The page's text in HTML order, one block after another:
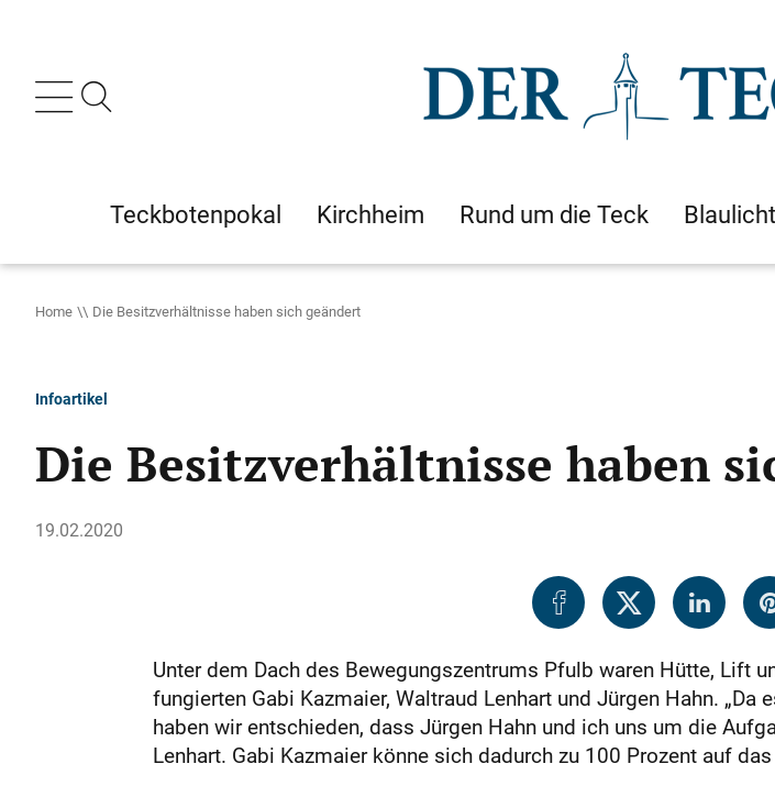
Teckbotenpokal Kirchheim Rund um die Teck Blaulicht
Home Die Besitzverhältnisse haben sich geändert
Infoartikel
Die Besitzverhältnisse haben
19.02.2020
Unter dem Dach des Bewegungszentrums Pfulb waren Hütte, Lift
fungierten Gabi Kazmaier, Waltraud Lenhart und Jürgen Hahn.
haben wir entschieden, dass Jürgen Hahn und ich uns um die
Lenhart. Gabi Kazmaier könne sich dadurch zu 100 Prozent auf